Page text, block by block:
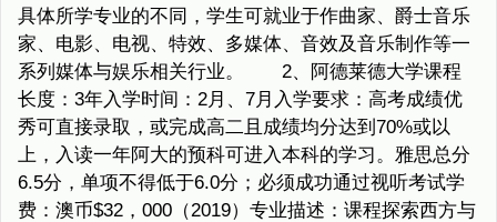
具体所学专业的不同，学生可就业于作曲家、爵士音乐
家、电影、电视、特效、多媒体、音效及音乐制作等一
系列媒体与娱乐相关行业。 2、阿德莱德大学课程
长度：3年入学时间：2月、7月入学要求：高考成绩优
秀可直接录取，或完成高二且成绩均分达到70%或以
上，入读一年阿大的预科可进入本科的学习。雅思总分
6.5分，单项不得低于6.0分；必须成功通过视听考试学
费：澳币$32，000（2019）专业描述：课程探索西方与